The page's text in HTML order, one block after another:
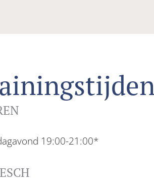
19:00-21:00*